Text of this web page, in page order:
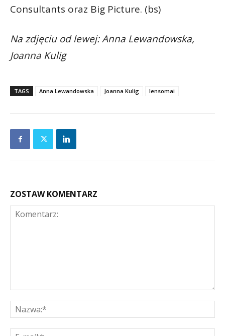
Consultants oraz Big Picture. (bs)
Na zdjęciu od lewej: Anna Lewandowska,
Joanna Kulig
TAGS Anna Lewandowska Joanna Kulig lensomai
ZOSTAW KOMENTARZ